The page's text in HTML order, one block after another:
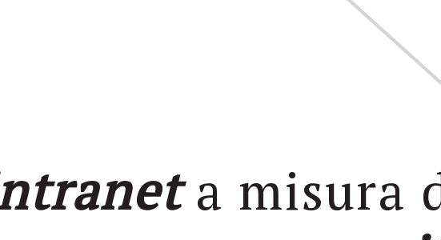
a misura